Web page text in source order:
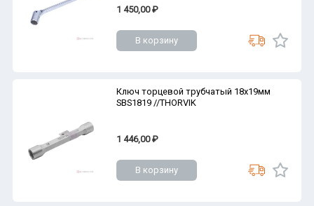
1 450,00 ₽
В корзину
Ключ торцевой трубчатый 18х19мм
SBS1819 //THORVIK
1 446,00 ₽
В корзину